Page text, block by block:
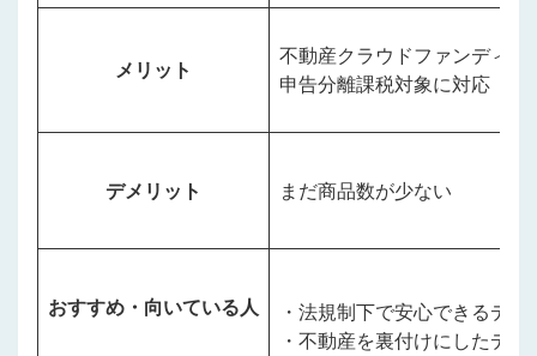
メリット
不動産クラウドファンディ
申告分離課税対象に対応
デメリット まだ商品数が少ない
おすすめ・向いている人
・法規制下で安心できるデ
・不動産を裏付けにしたデ